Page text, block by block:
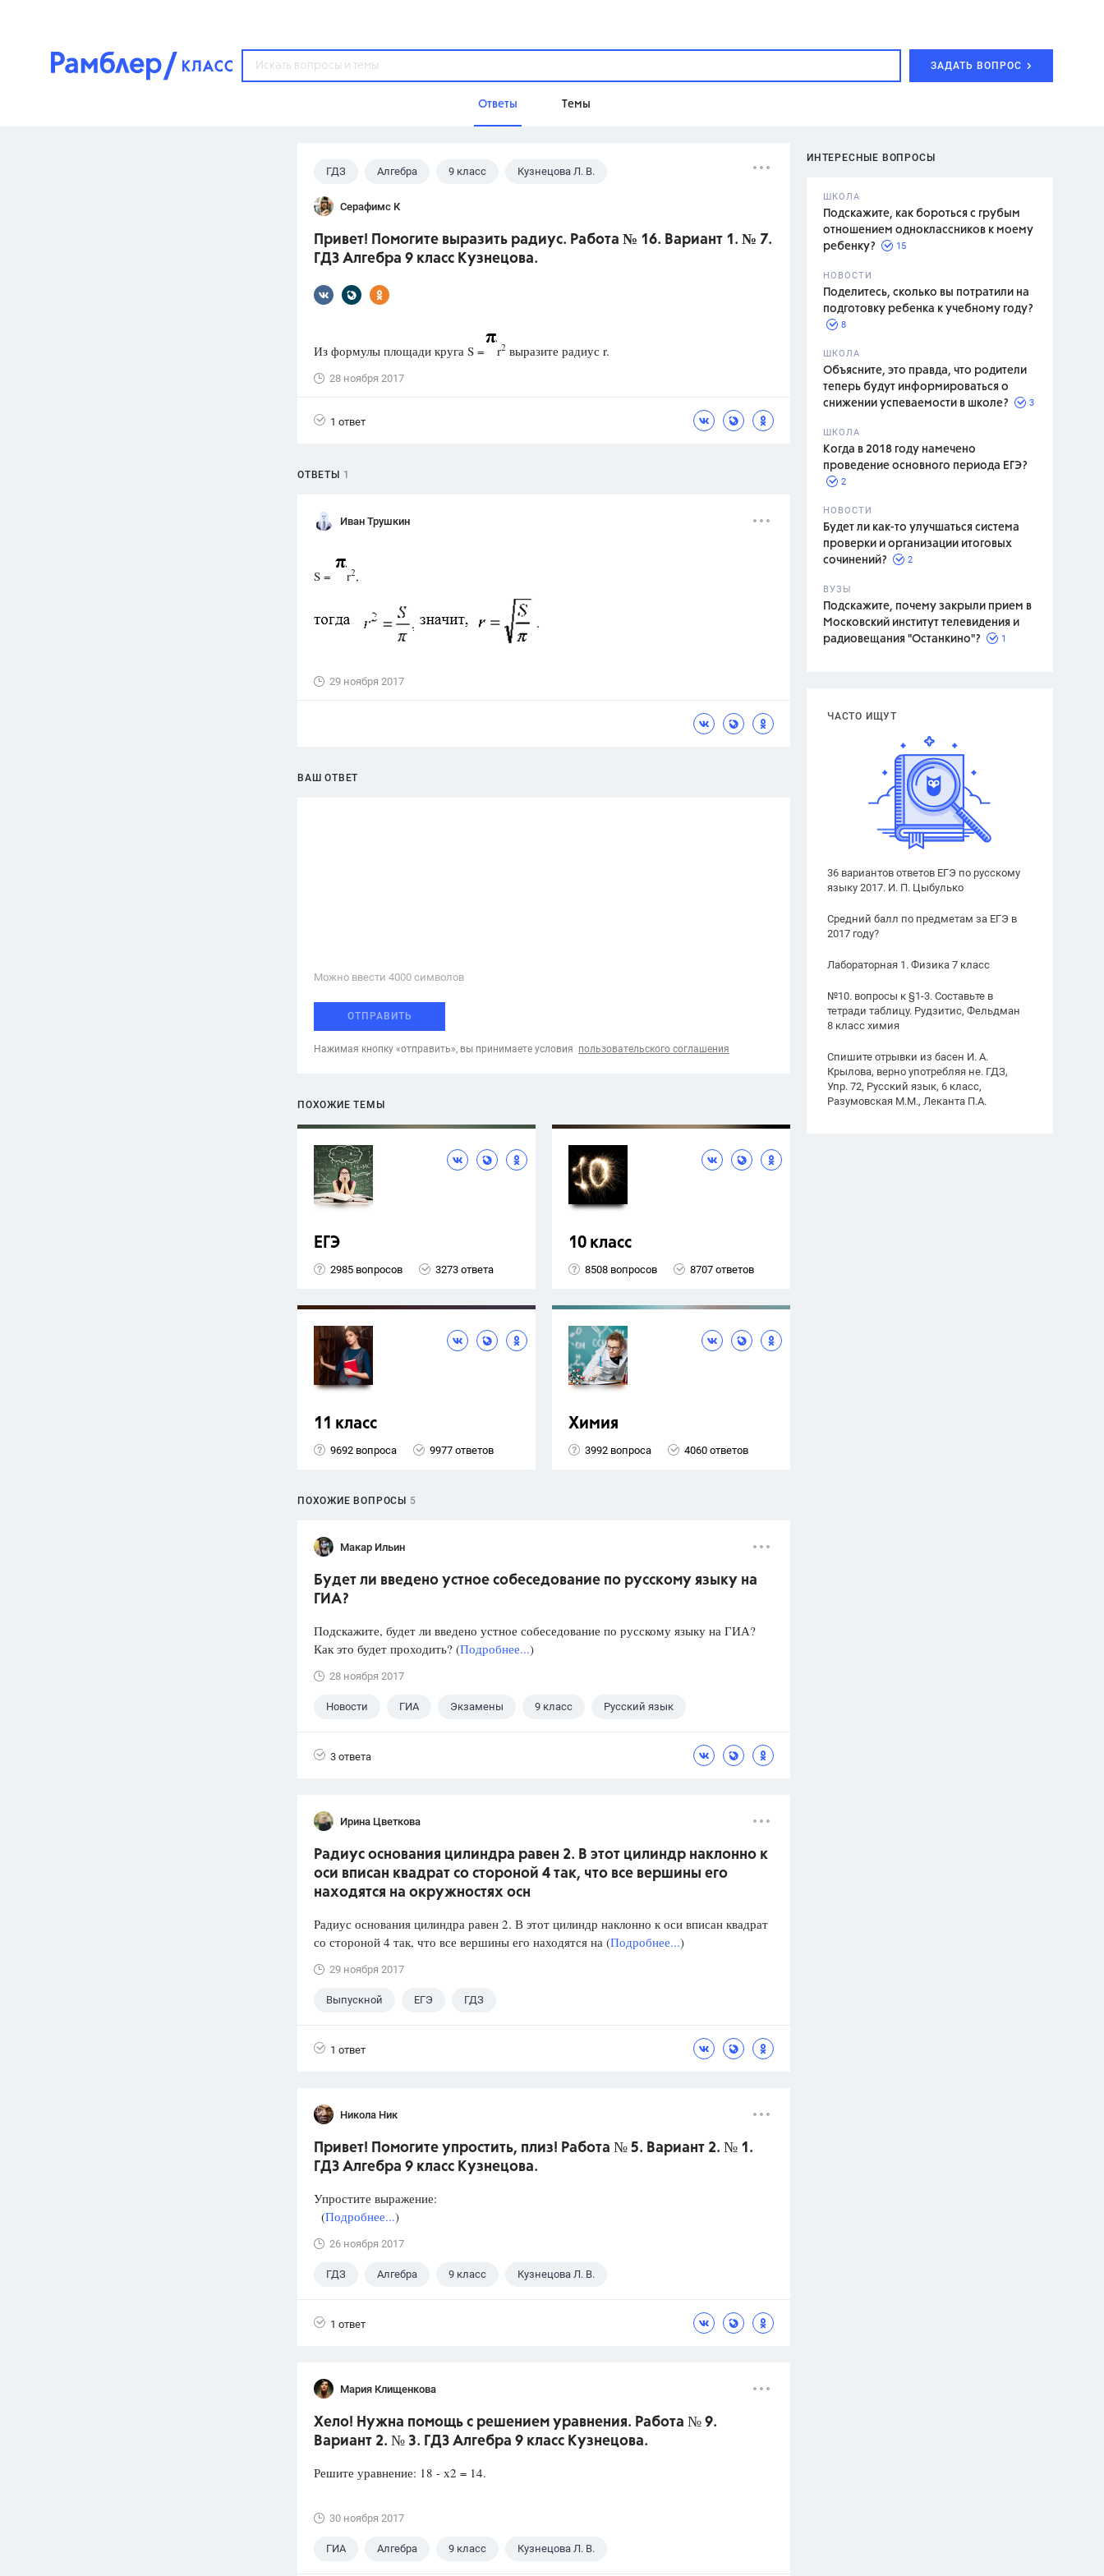
ЗАДАТЬ ВОПРОС
Ответы Темы
Популярные темы
ГДЗ
ОГЭ
ФИПИ
ответа
Домашнее задание
Разумовская М.М.,
ИНТЕРЕСНЫЕ ВОПРОСЫ
ШКОЛА
Подскажите, как бороться с грубым
отношением одноклассников к моему
ребенку?
15
НОВОСТИ
Поделитесь, сколько вы потратили на
подготовку ребенка к учебному году?
8
ШКОЛА
Объясните, это правда, что родители
теперь будут информироваться о
снижении успеваемости в школе?
3
ШКОЛА
Когда в 2018 году намечено
проведение основного периода ЕГЭ?
2
НОВОСТИ
Будет ли как-то улучшаться система
проверки и организации итоговых
сочинений?
2
ВУЗЫ
Подскажите, почему закрыли прием в
Московский институт телевидения и
радиовещания "Останкино"?
1
ЧАСТО ИЩУТ
36 вариантов ответов ЕГЭ по русскому
языку 2017. И. П. Цыбулько
Средний балл по предметам за ЕГЭ в
2017 году?
Лабораторная 1. Физика 7 класс
№10. вопросы к §1-3. Составьте в
тетради таблицу. Рудзитис, Фельдман
8 класс химия
Спишите отрывки из басен И. А.
Крылова, верно употребляя не. ГДЗ,
Упр. 72, Русский язык, 6 класс,
Разумовская М.М., Леканта П.А.
ГДЗ Алгебра 9 класс Кузнецова Л. В.
Серафимс К
Привет! Помогите выразить радиус. Работа № 16. Вариант 1. № 7.
ГДЗ Алгебра 9 класс Кузнецова.
Из формулы площади круга S = r2 выразите радиус r.
28 ноября 2017
1 ответ
ОТВЕТЫ 1
Иван Трушкин
S = r2,
29 ноября 2017
ВАШ ОТВЕТ
Можно ввести 4000 cимволов
ОТПРАВИТЬ
Нажимая кнопку «отправить», вы принимаете условия пользовательского соглашения
ПОХОЖИЕ ТЕМЫ
ЕГЭ
2985 вопросов 3273 ответа
10 класс
8508 вопросов 8707 ответов
11 класс
9692 вопроса 9977 ответов
Химия
3992 вопроса 4060 ответов
ПОХОЖИЕ ВОПРОСЫ 5
Макар Ильин
Будет ли введено устное собеседование по русскому языку на
ГИА?
Подскажите, будет ли введено устное собеседование по русскому языку на ГИА?
Как это будет проходить? (Подробнее...)
28 ноября 2017
Новости ГИА Экзамены 9 класс Русский язык
3 ответа
Ирина Цветкова
Радиус основания цилиндра равен 2. В этот цилиндр наклонно к
оси вписан квадрат со стороной 4 так, что все вершины его
находятся на окружностях осн
Радиус основания цилиндра равен 2. В этот цилиндр наклонно к оси вписан квадрат
со стороной 4 так, что все вершины его находятся на (Подробнее...)
29 ноября 2017
Выпускной ЕГЭ ГДЗ
1 ответ
Никола Ник
Привет! Помогите упростить, плиз! Работа № 5. Вариант 2. № 1.
ГДЗ Алгебра 9 класс Кузнецова.
Упростите выражение:
(Подробнее...)
26 ноября 2017
ГДЗ Алгебра 9 класс Кузнецова Л. В.
1 ответ
Мария Клищенкова
Хело! Нужна помощь с решением уравнения. Работа № 9.
Вариант 2. № 3. ГДЗ Алгебра 9 класс Кузнецова.
Решите уравнение: 18 - х2 = 14.
30 ноября 2017
ГИА Алгебра 9 класс Кузнецова Л. В.